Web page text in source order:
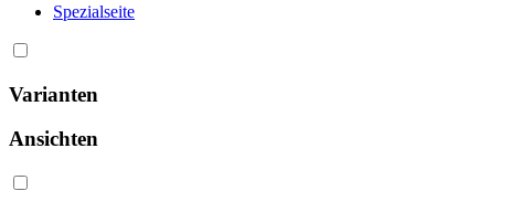
Spezialseite
Varianten
Ansichten